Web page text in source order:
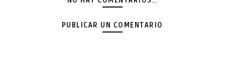
PUBLICAR UN COMENTARIO